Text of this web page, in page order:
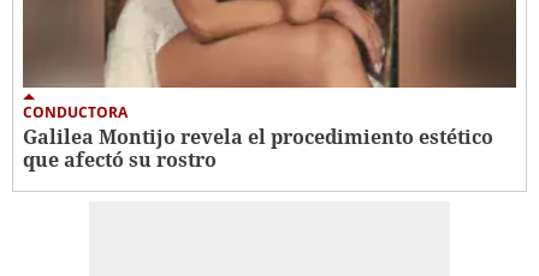
CONDUCTORA
Galilea Montijo revela el procedimiento estético
que afectó su rostro